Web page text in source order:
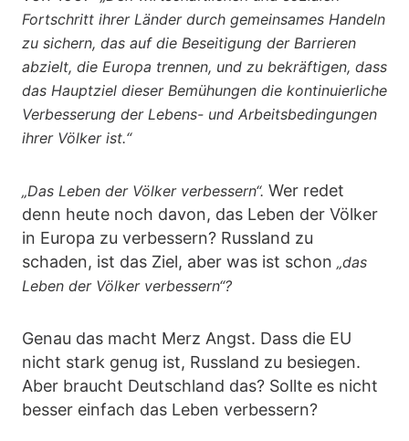
Fortschritt ihrer Länder durch gemeinsames Handeln
zu sichern, das auf die Beseitigung der Barrieren
abzielt, die Europa trennen, und zu bekräftigen, dass
das Hauptziel dieser Bemühungen die kontinuierliche
Verbesserung der Lebens- und Arbeitsbedingungen
ihrer Völker ist.“
„Das Leben der Völker verbessern“. Wer redet
denn heute noch davon, das Leben der Völker
in Europa zu verbessern? Russland zu
schaden, ist das Ziel, aber was ist schon „das
Leben der Völker verbessern“?
Genau das macht Merz Angst. Dass die EU
nicht stark genug ist, Russland zu besiegen.
Aber braucht Deutschland das? Sollte es nicht
besser einfach das Leben verbessern?